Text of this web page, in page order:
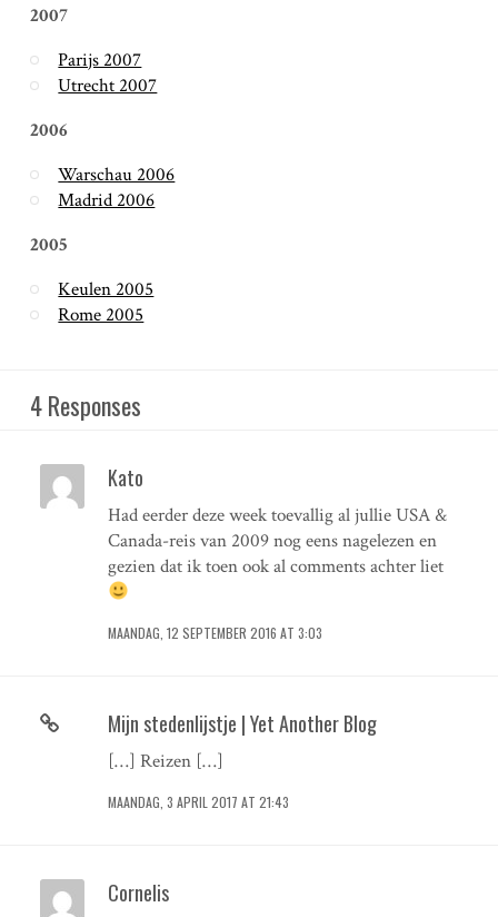
2007
Parijs 2007
Utrecht 2007
2006
Warschau 2006
Madrid 2006
2005
Keulen 2005
Rome 2005
4 Responses
Kato
Had eerder deze week toevallig al jullie USA &
Canada-reis van 2009 nog eens nagelezen en
gezien dat ik toen ook al comments achter liet
MAANDAG, 12 SEPTEMBER 2016 AT 3:03
Mijn stedenlijstje | Yet Another Blog
[…] Reizen […]
MAANDAG, 3 APRIL 2017 AT 21:43
Cornelis